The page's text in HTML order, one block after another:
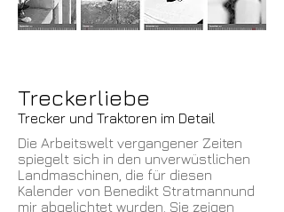
Treckerliebe
Trecker und Traktoren im Detail
Die Arbeitswelt vergangener Zeiten
spiegelt sich in den unverwüstlichen
Landmaschinen, die für diesen
Kalender von Benedikt Stratmannund
mir abgelichtet wurden. Sie zeigen